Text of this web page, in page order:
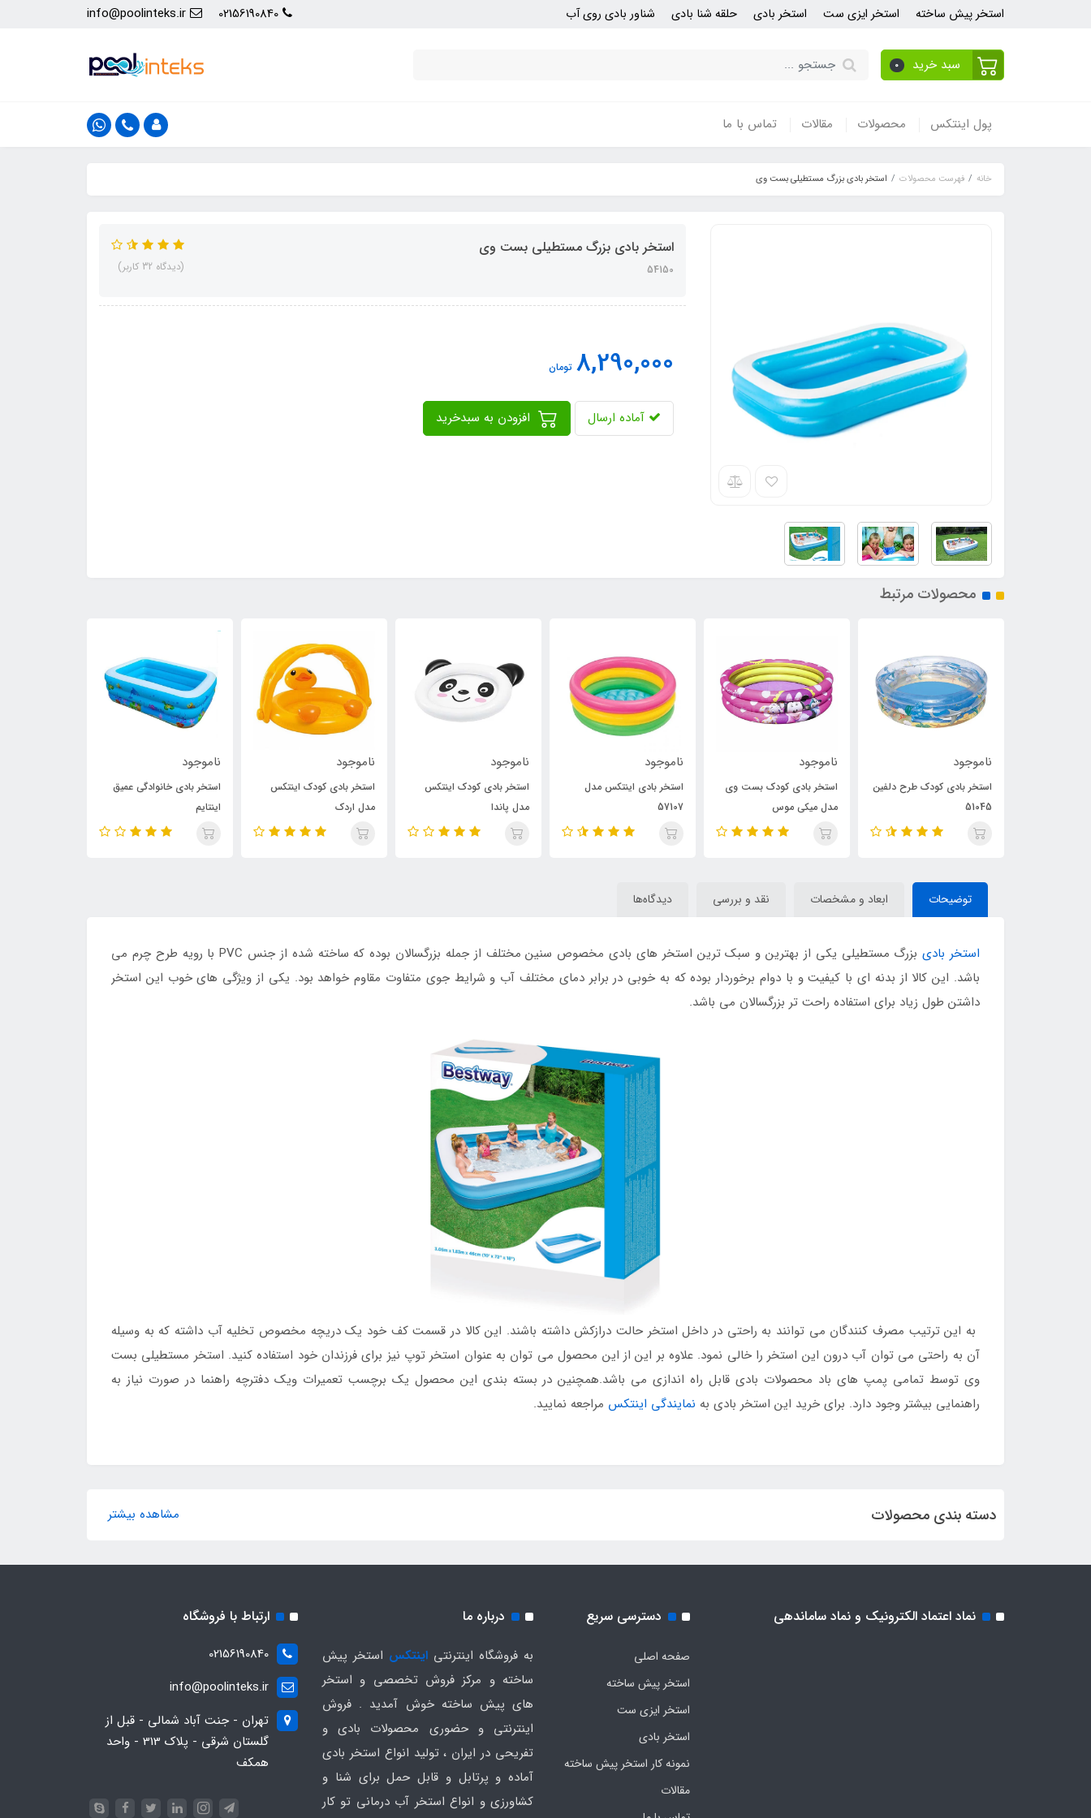
استخر پیش ساخته استخر ایزی ست استخر بادی حلقه شنا بادی شناور بادی روی آب 02156190840
info@poolinteks.ir
سبد خرید 0
پول اینتکس محصولات مقالات تماس با ما
خانه فهرست محصولات استخر بادی بزرگ مستطیلی بست وی
استخر بادی بزرگ مستطیلی بست وی
54150 (دیدگاه 32 کاربر)
8,290,000 تومان
آماده ارسال
محصولات مرتبط
ناموجود
استخر بادی کودک بست وی
ناموجود
استخر بادی اینتکس مدل
57107
ناموجود
استخر بادی کودک اینتکس
ناموجود
استخر بادی کودک اینتکس
مدل اردک
ناموجود
استخر بادی خانوادگی عمیق
اینتایم
ناموجود
استخر بادی خانوادگی اینتایم
توضیحات ابعاد و مشخصات نقد و بررسی دیدگاه‌ها
استخر بادی
بزرگ مستطیلی یکی از بهترین و سبک ترین استخر های بادی مخصوص سنین مختلف از جمله بزرگسالان بوده که ساخته شده از جنس PVC با رویه طرح چرم می
باشد. این کالا از بدنه ای با کیفیت و با دوام برخوردار بوده که به خوبی در برابر دمای مختلف آب و شرایط جوی متفاوت مقاوم خواهد بود. یکی از ویژگی های خوب این استخر
داشتن طول زیاد برای استفاده راحت تر بزرگسالان می باشد.
به این ترتیب مصرف کنندگان می توانند به راحتی در داخل استخر حالت درازکش داشته باشند. این کالا در قسمت کف خود یک دریچه مخصوص تخلیه آب داشته که به وسیله
آن به راحتی می توان آب درون این استخر را خالی نمود. علاوه بر این از این محصول می توان به عنوان استخر توپ نیز برای فرزندان خود استفاده کنید. استخر مستطیلی بست
وی توسط تمامی پمپ های باد محصولات بادی قابل راه اندازی می باشد.همچنین در بسته بندی این محصول یک برچسب تعمیرات ویک دفترچه راهنما در صورت نیاز به
راهنمایی بیشتر وجود دارد. برای خرید این استخر بادی به نمایندگی اینتکس مراجعه نمایید.
دسته بندی محصولات مشاهده بیشتر
نماد اعتماد الکترونیک و نماد ساماندهی دسترسی سریع
صفحه اصلی
استخر پیش ساخته
استخر ایزی ست
استخر بادی
نمونه کار استخر پیش ساخته
مقالات
درباره ما
به فروشگاه اینترنتی اینتکس استخر پیش
ساخته و مرکز فروش تخصصی و استخر
های پیش ساخته خوش آمدید . فروش
اینترنتی و حضوری محصولات بادی و
تفریحی در ایران ، تولید انواع استخر بادی
آماده و پرتابل و قابل حمل برای شنا و
کشاورزی و انواع استخر آب درمانی تو کار
ارتباط با فروشگاه
02156190840
info@poolinteks.ir
تهران - جنت آباد شمالی - قبل از
گلستان شرقی - پلاک 313 - واحد
همکف